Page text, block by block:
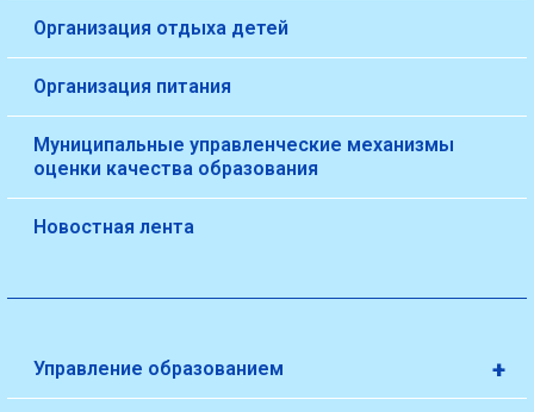
Организация отдыха детей
Организация питания
Муниципальные управленческие механизмы
оценки качества образования
Новостная лента
+
Управление образованием